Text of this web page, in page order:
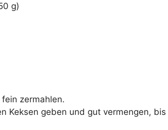
g)
zermahlen.
Keksen geben und gut vermengen, bis